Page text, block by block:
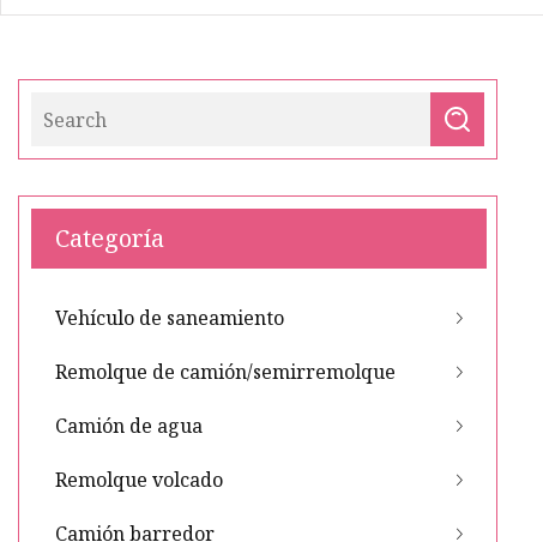
Categoría
Vehículo de saneamiento
Remolque de camión/semirremolque
Camión de agua
Remolque volcado
Camión barredor